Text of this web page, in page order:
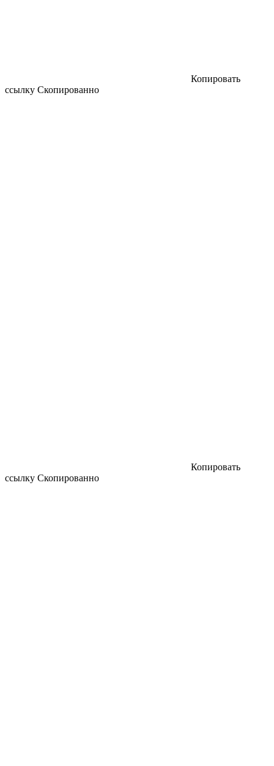
Копировать
ссылку Скопированно
Копировать
ссылку Скопированно